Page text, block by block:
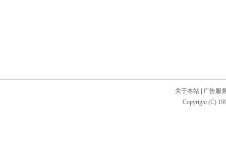
关于本站
广告服
Copyright (C)